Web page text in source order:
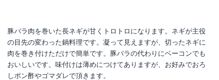
豚バラ肉を巻いた長ネギが甘くトロトロになります。ネギが主役
の目先の変わった鍋料理です。凝って見えますが、切ったネギに
肉を巻き付けただけで簡単です。豚バラの代わりにベーコンでも
おいしいです。味付けは薄めにつけてありますが、お好みでおろ
しポン酢やゴマダレで頂きます。